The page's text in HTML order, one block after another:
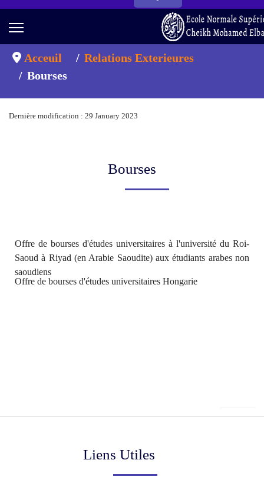
Acceuil
Relations Exterieures
Bourses
Dernière modification : 29 January 2023
Bourses
Offre de bourses d'études universitaires à l'université du Roi-
Saoud à Riyad (en Arabie Saoudite) aux étudiants arabes non
saoudiens
Offre de bourses d'études universitaires Hongarie
Liens Utiles